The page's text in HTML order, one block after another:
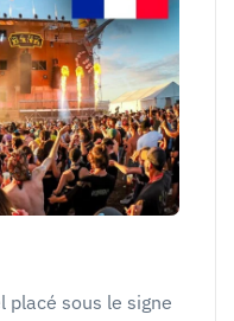
sous le signe